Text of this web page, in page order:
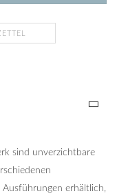
sind unverzichtbare
erhältlich,